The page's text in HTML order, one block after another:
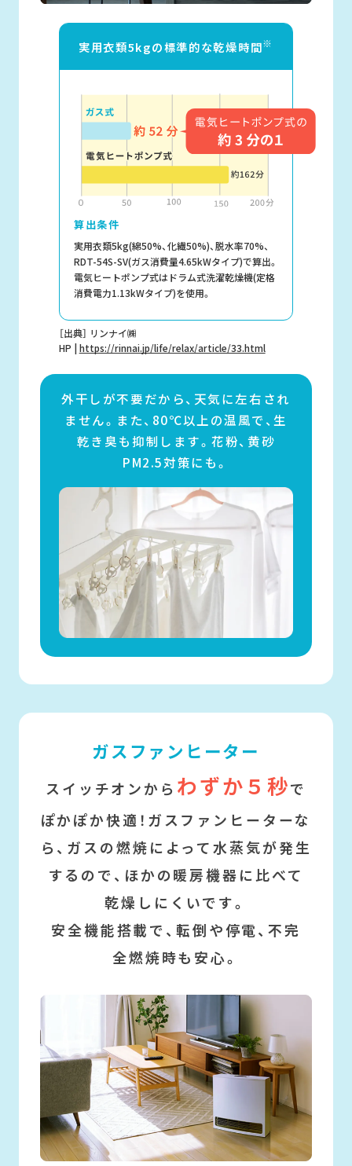
実用衣類5kgの標準的な乾燥時間※
算出条件
実用衣類5kg(綿50%、化繊50%)、脱水率70%、
RDT-54S-SV(ガス消費量4.65kWタイプ)で算出。
電気ヒートポンプ式はドラム式洗濯乾燥機(定格
消費電力1.13kWタイプ)を使用。
［出典］ リンナイ㈱
HP | https://rinnai.jp/life/relax/article/33.html
外干しが不要だから、天気に左右され
ません。 また、80℃以上の温風で、生
乾き臭も抑制します。花粉、黄砂
PM2.5対策にも。
ガスファンヒーター
スイッチオンから わずか５秒で
ぽかぽか快適！ ガスファンヒーターな
ら、 ガスの燃焼によって水蒸気が発生
するので、 ほかの暖房機器に比べて
乾燥しにくいです。
安全機能搭載で、転倒や停電、不完
全燃焼時も安心。